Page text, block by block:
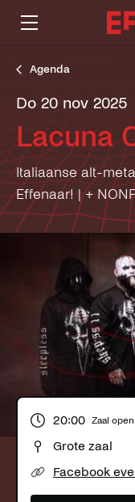
Agenda
do 20 nov 2025
Lacuna
Italiaanse alt-
Effenaar! | +
20:00 Zaal
Grote zaal
Facebook